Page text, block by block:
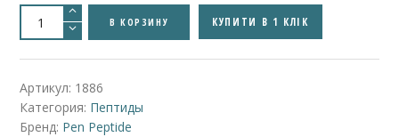
Количество
товара
Epitalon
20mg
В КОРЗИНУ КУПИТИ В 1 КЛІК
Артикул: 1886
Категория: Пептиды
Бренд: Pen Peptide